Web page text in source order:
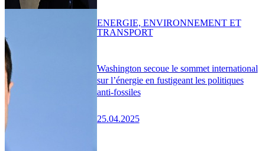
Washington secoue le sommet international
sur l’énergie en fustigeant les politiques
anti-fossiles
25.04.2025
ENERGIE, ENVIRONNEMENT ET
TRANSPORT